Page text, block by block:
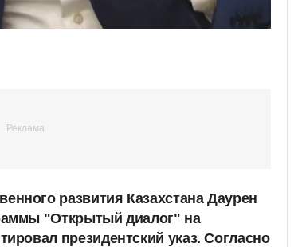
развития Казахстана Даурен
"Открытый диалог" на
президентский указ. Согласно